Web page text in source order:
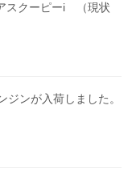
スクーピーi （現状
ジンが入荷しました。